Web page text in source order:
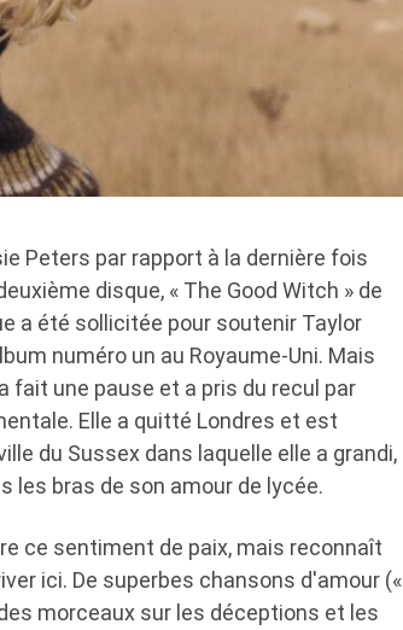
Peters par rapport à la dernière fois
disque, « The Good Witch » de
a été sollicitée pour soutenir Taylor
numéro un au Royaume-Uni. Mais
fait une pause et a pris du recul par
Elle a quitté Londres et est
du Sussex dans laquelle elle a grandi,
les bras de son amour de lycée.
ce sentiment de paix, mais reconnaît
ici. De superbes chansons d'amour («
morceaux sur les déceptions et les